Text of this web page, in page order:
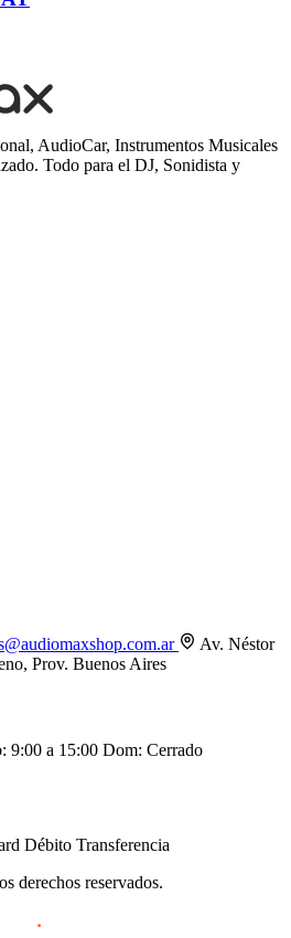
AudioCar, Instrumentos Musicales
Todo para el DJ, Sonidista y
Av. Néstor
Prov. Buenos Aires
9:00 a 15:00 Dom: Cerrado
Débito Transferencia
derechos reservados.